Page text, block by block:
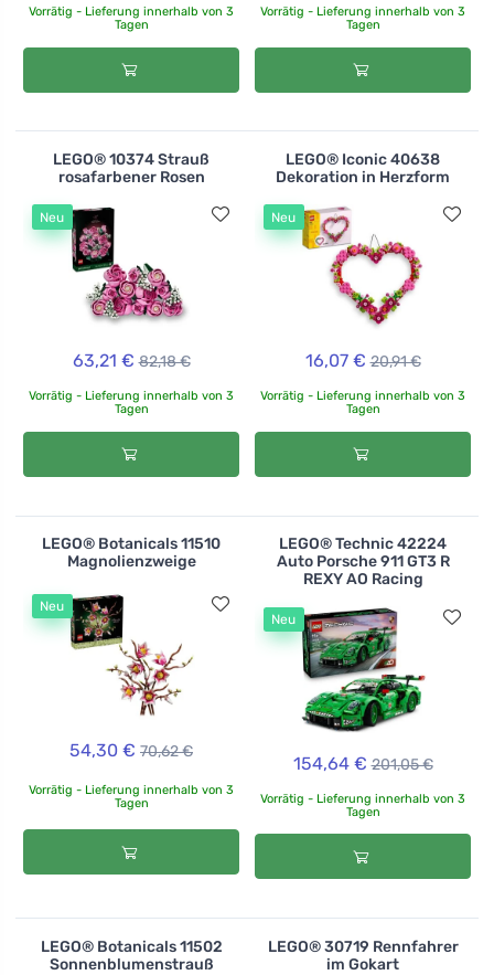
Vorrätig - Lieferung innerhalb von 3
Tagen
Vorrätig - Lieferung innerhalb von 3
Tagen
LEGO® 10374 Strauß
rosafarbener Rosen
Neu
63,21 € 82,18 €
Vorrätig - Lieferung innerhalb von 3
Tagen
LEGO® Iconic 40638
Dekoration in Herzform
Neu
16,07 € 20,91 €
Vorrätig - Lieferung innerhalb von 3
Tagen
LEGO® Botanicals 11510
Magnolienzweige
Neu
54,30 € 70,62 €
Vorrätig - Lieferung innerhalb von 3
Tagen
LEGO® Technic 42224
Auto Porsche 911 GT3 R
REXY AO Racing
Neu
154,64 € 201,05 €
Vorrätig - Lieferung innerhalb von 3
Tagen
LEGO® Botanicals 11502
Sonnenblumenstrauß
LEGO® 30719 Rennfahrer
im Gokart